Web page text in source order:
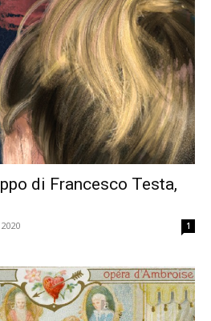
di Francesco Testa,
1